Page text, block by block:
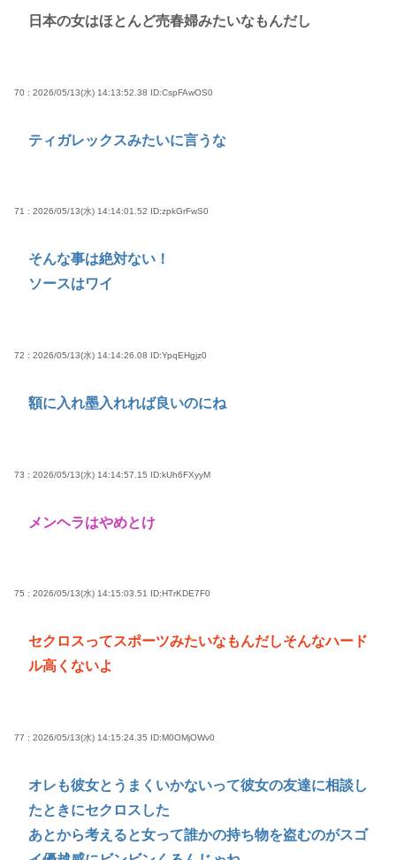
日本の女はほとんど売春婦みたいなもんだし
70 : 2026/05/13(水) 14:13:52.38 ID:CspFAwOS0
ティガレックスみたいに言うな
71 : 2026/05/13(水) 14:14:01.52 ID:zpkGrFwS0
そんな事は絶対ない！
ソースはワイ
72 : 2026/05/13(水) 14:14:26.08 ID:YpqEHgjz0
額に入れ墨入れれば良いのにね
73 : 2026/05/13(水) 14:14:57.15 ID:kUh6FXyyM
メンヘラはやめとけ
75 : 2026/05/13(水) 14:15:03.51 ID:HTrKDE7F0
セクロスってスポーツみたいなもんだしそんなハード
ル高くないよ
77 : 2026/05/13(水) 14:15:24.35 ID:M0OMjOWv0
オレも彼女とうまくいかないって彼女の友達に相談し
たときにセクロスした
あとから考えると女って誰かの持ち物を盗むのがスゴ